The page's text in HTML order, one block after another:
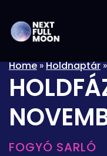
Home»Holdnaptár
FOGYÓ SARLÓ